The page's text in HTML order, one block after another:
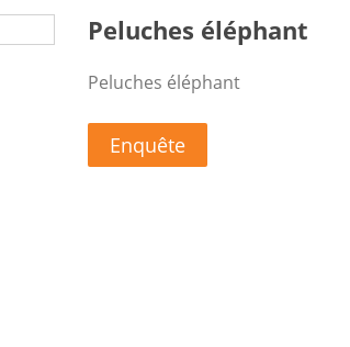
Peluches éléphant
Peluches éléphant
Enquête